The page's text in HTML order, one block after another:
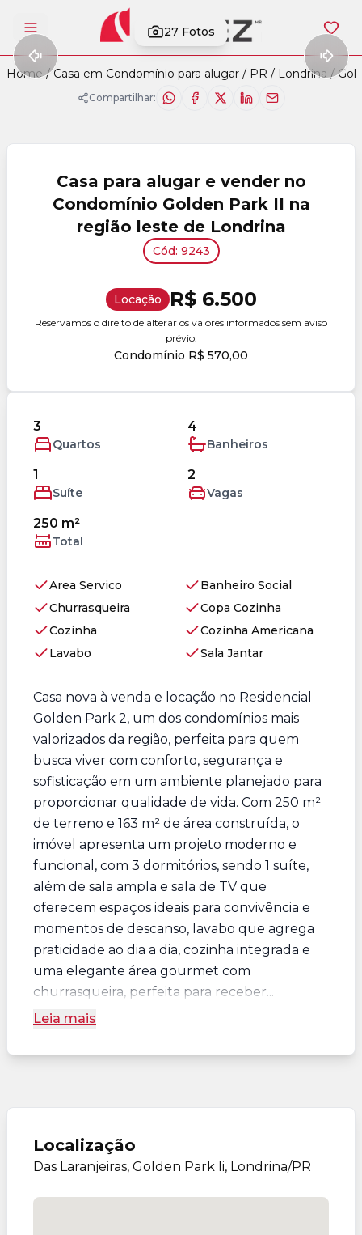
Abrir menu 27 Fotos
Home / Casa em Condomínio para alugar / PR / Londrina /
Compartilhar:
Casa para alugar e vender no
Condomínio Golden Park II na
região leste de Londrina
Cód: 9243
Locação R$ 6.500
Reservamos o direito de alterar os valores informados sem aviso
prévio.
Condomínio R$ 570,00
3
Quartos
4
Banheiros
1
Suíte
2
Vagas
250 m²
Total
Area Servico
Banheiro Social
Churrasqueira
Copa Cozinha
Cozinha
Cozinha Americana
Lavabo
Sala Jantar
Casa nova à venda e locação no Residencial
Golden Park 2, um dos condomínios mais
valorizados da região, perfeita para quem
busca viver com conforto, segurança e
sofisticação em um ambiente planejado para
proporcionar qualidade de vida. Com 250 m²
de terreno e 163 m² de área construída, o
imóvel apresenta um projeto moderno e
funcional, com 3 dormitórios, sendo 1 suíte,
além de sala ampla e sala de TV que
oferecem espaços ideais para convivência e
momentos de descanso, lavabo que agrega
praticidade ao dia a dia, cozinha integrada e
uma elegante área gourmet com
churrasqueira, perfeita para receber...
Leia mais
Localização
Das Laranjeiras, Golden Park Ii, Londrina/PR